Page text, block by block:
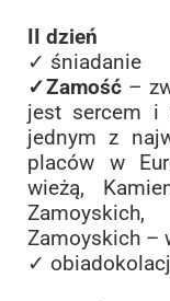
II dzień
✓ śniadanie
✓Zamość –
jest sercem i
jednym z
placów w
wieżą,
Zamoyskich –
✓